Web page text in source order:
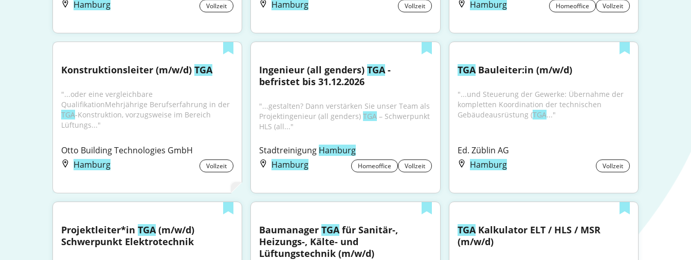
Hamburg
Vollzeit
Hamburg
Vollzeit
Hamburg
Homeoffice Vollzeit
Konstruktionsleiter (m/w/d) TGA
"...oder eine vergleichbare
TGA-Konstruktion, vorzugsweise im Bereich
Lüftungs..."
Otto Building Technologies GmbH
Hamburg
Vollzeit
Ingenieur (all genders) TGA -
befristet bis 31.12.2026
"...gestalten? Dann verstärken Sie unser Team als
Projektingenieur (all genders) TGA – Schwerpunkt
HLS (all..."
Stadtreinigung Hamburg
Hamburg
Homeoffice Vollzeit
TGA Bauleiter:in (m/w/d)
"...und Steuerung der Gewerke: Übernahme der
kompletten Koordination der technischen
Gebäudeausrüstung (TGA..."
Ed. Züblin AG
Hamburg
Vollzeit
Projektleiter*in TGA (m/w/d)
Schwerpunkt Elektrotechnik
Baumanager TGA für Sanitär-,
Heizungs-, Kälte- und
Lüftungstechnik (m/w/d)
TGA Kalkulator ELT / HLS / MSR
(m/w/d)